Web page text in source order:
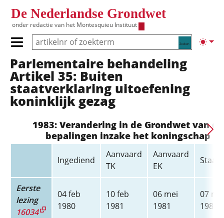
De Nederlandse Grondwet
onder redactie van het Montesquieu Instituut
Zoeken
Primair menu tonen/verbergen
Hoofdnavigatie
Parlementaire behandeling
Artikel 35: Buiten
staatverklaring uitoefening
koninklijk gezag
1983: Verandering in de Grondwet van de
bepalingen inzake het koningschap
Ingediend
Aanvaard
TK
Aanvaard
EK
Eerste
lezing
16034
04 feb
1980
10 feb
1981
06 mei
1981
07
1981